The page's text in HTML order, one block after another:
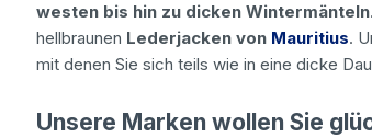
westen bis hin zu dicken Wintermänteln
hellbraunen Lederjacken von Mauritius.
mit denen Sie sich teils wie in eine dicke
Unsere Marken wollen Sie